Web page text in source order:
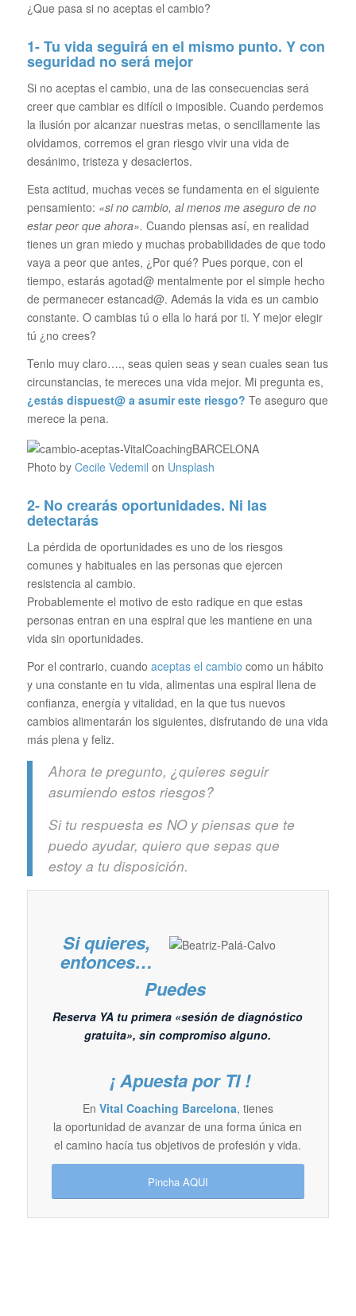
¿Que pasa si no aceptas el cambio?
1- Tu vida seguirá en el mismo punto. Y con
seguridad no será mejor
Si no aceptas el cambio, una de las consecuencias será
creer que cambiar es difícil o imposible. Cuando perdemos
la ilusión por alcanzar nuestras metas, o sencillamente las
olvidamos, corremos el gran riesgo vivir una vida de
desánimo, tristeza y desaciertos.
Esta actitud, muchas veces se fundamenta en el siguiente
pensamiento: «si no cambio, al menos me aseguro de no
estar peor que ahora». Cuando piensas así, en realidad
tienes un gran miedo y muchas probabilidades de que todo
vaya a peor que antes, ¿Por qué? Pues porque, con el
tiempo, estarás agotad@ mentalmente por el simple hecho
de permanecer estancad@. Además la vida es un cambio
constante. O cambias tú o ella lo hará por ti. Y mejor elegir
tú ¿no crees?
Tenlo muy claro…., seas quien seas y sean cuales sean tus
circunstancias, te mereces una vida mejor. Mi pregunta es,
¿estás dispuest@ a asumir este riesgo? Te aseguro que
merece la pena.
Photo by Cecile Vedemil on Unsplash
2- No crearás oportunidades. Ni las
detectarás
La pérdida de oportunidades es uno de los riesgos
comunes y habituales en las personas que ejercen
resistencia al cambio.
Probablemente el motivo de esto radique en que estas
personas entran en una espiral que les mantiene en una
vida sin oportunidades.
Por el contrario, cuando aceptas el cambio como un hábito
y una constante en tu vida, alimentas una espiral llena de
confianza, energía y vitalidad, en la que tus nuevos
cambios alimentarán los siguientes, disfrutando de una vida
más plena y feliz.
Ahora te pregunto, ¿quieres seguir
asumiendo estos riesgos?
Si tu respuesta es NO y piensas que te
puedo ayudar, quiero que sepas que
estoy a tu disposición.
Si quieres,
entonces…
Puedes
Reserva YA tu primera «sesión de diagnóstico
gratuita», sin compromiso alguno.
¡ Apuesta por TI !
En Vital Coaching Barcelona, tienes
la oportunidad de avanzar de una forma única en
el camino hacía tus objetivos de profesión y vida.
Pincha AQUI